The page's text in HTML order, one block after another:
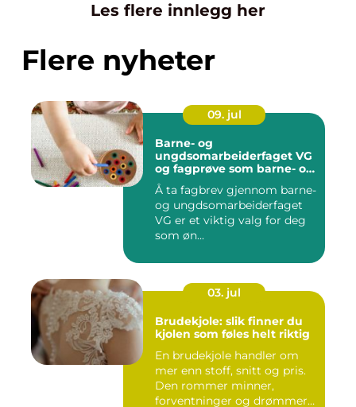
Les flere innlegg her
Flere nyheter
09. jul
Barne- og
ungdsomarbeiderfaget VG
og fagprøve som barne- og
ungdomsarbeider
Å ta fagbrev gjennom barne-
og ungdsomarbeiderfaget
VG er et viktig valg for deg
som øn...
03. jul
Brudekjole: slik finner du
kjolen som føles helt riktig
En brudekjole handler om
mer enn stoff, snitt og pris.
Den rommer minner,
forventninger og drømmer